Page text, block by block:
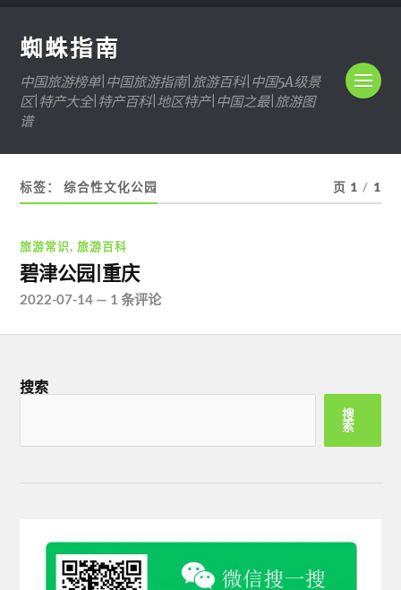
蜘蛛指南
中国旅游榜单|中国旅游指南|旅游百科|中国5A级景
区|特产大全|特产百科|地区特产|中国之最|旅游图
谱
标签：综合性文化公园 页 1 / 1
旅游常识,旅游百科
碧津公园|重庆
2022-07-14 — 1 条评论
搜索
搜
索